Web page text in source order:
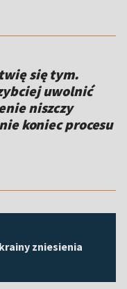
się tym.
uwolnić
niszczy
koniec procesu
zniesienia